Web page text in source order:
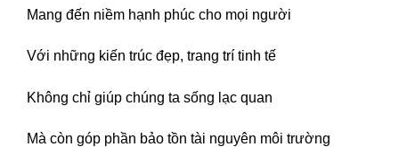
Mang đến niềm hạnh phúc cho mọi người
Với những kiến trúc đẹp, trang trí tinh tế
Không chỉ giúp chúng ta sống lạc quan
Mà còn góp phần bảo tồn tài nguyên môi trường